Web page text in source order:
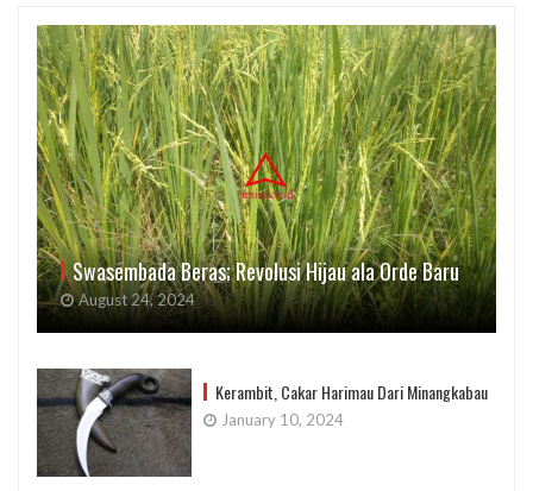
Swasembada Beras; Revolusi Hijau ala Orde Baru
August 24, 2024
Kerambit, Cakar Harimau Dari Minangkabau
January 10, 2024